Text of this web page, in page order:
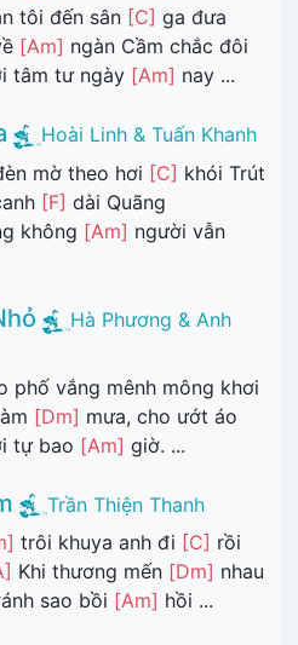
tôi đến sân [C] ga đưa
[Am] ngàn Cầm chắc đôi
tâm tư ngày [Am] nay ...
Hoài Linh & Tuấn Khanh
mờ theo hơi [C] khói Trút
[F] dài Quãng
không [Am] người vẫn
Hà Phương & Anh
phố vắng mênh mông khơi
[Dm] mưa, cho ướt áo
tự bao [Am] giờ. ...
Trần Thiện Thanh
trôi khuya anh đi [C] rồi
Khi thương mến [Dm] nhau
sao bồi [Am] hồi ...